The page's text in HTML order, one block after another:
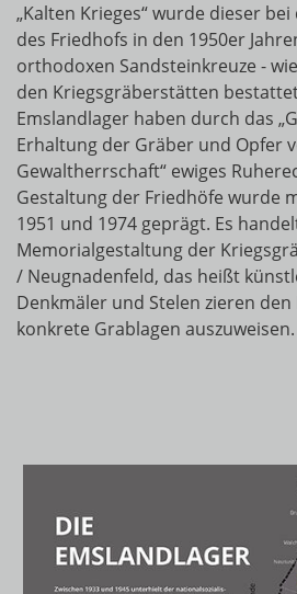
„Kalten Krieges“ wurde dieser
des Friedhofs in den 1950er
orthodoxen Sandsteinkreuze -
den Kriegsgräberstätten
Emslandlager haben durch das
Erhaltung der Gräber und Opfer
Gewaltherrschaft“ ewiges
Gestaltung der Friedhöfe wurde
1951 und 1974 geprägt. Es
Memorialgestaltung der
/ Neugnadenfeld, das heißt
Denkmäler und Stelen zieren
konkrete Grablagen auszuweisen.